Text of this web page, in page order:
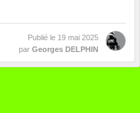
Publié le 19 mai 2025
par Georges DELPHIN